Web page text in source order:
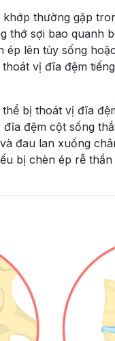
thường gặp
thớ sợi bao quanh
lên tủy sống
vị đĩa đệm
bị thoát vị đĩa
đệm cột sống
đau lan xuống
bị chèn ép rễ